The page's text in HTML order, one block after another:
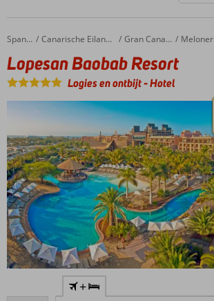
Home Spanje Canarische Eilanden Gran Canaria Meloneras
Lopesan Baobab Resort
Lopesan Baobab Resort
Logies en ontbijt-Hotel
Waan je in
Afrikaanse
+